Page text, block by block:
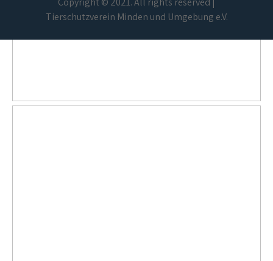
Tierschutzverein Minden und Umgebung e.V.